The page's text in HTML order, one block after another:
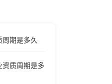
期是多久
资质周期是多